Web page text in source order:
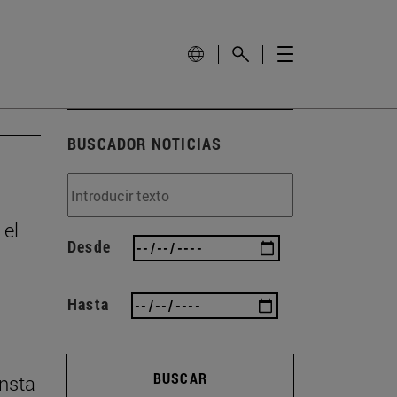
BUSCADOR NOTICIAS
Desde
Hasta
BUSCAR